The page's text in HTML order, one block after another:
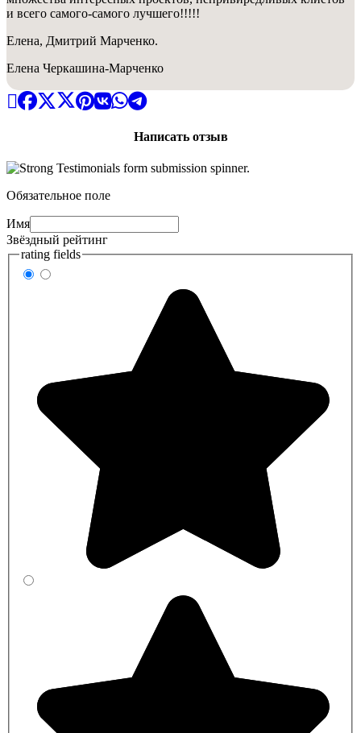
и всего самого-самого лучшего!!!!!
Елена, Дмитрий Марченко.
Елена Черкашина-Марченко
Написать отзыв
Обязательное поле
Имя
Звёздный рейтинг
rating fields